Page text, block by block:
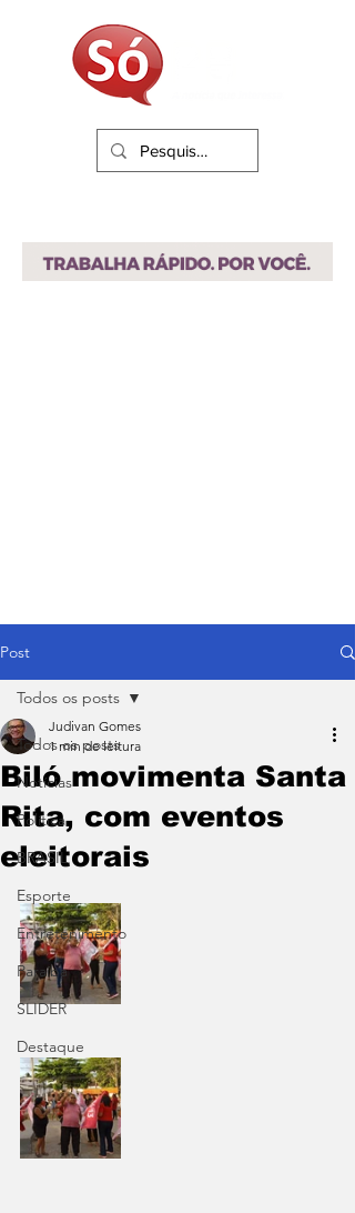
Post
Todos os posts
Notícias
Política
BRASIL
Esporte
Entretenimento
Paraíba
SLIDER
Destaque
Todos os posts
Biló movimenta Santa
Rita, com eventos
eleitorais
Judivan Gomes
1 min de leitura